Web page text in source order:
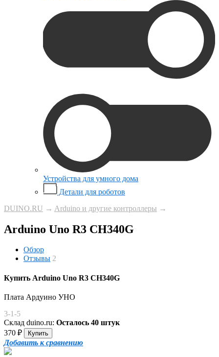
Устройства для умного дома
Детали для роботов
DUINO.RU → Arduino и другие контроллеры →
Arduino Uno R3 CH340G
Обзор
Отзывы 2
Купить Arduino Uno R3 CH340G
Плата Ардуино УНО
3-1-5
Склад duino.ru: Осталось 40 штук
370 ₽
Добавить к сравнению